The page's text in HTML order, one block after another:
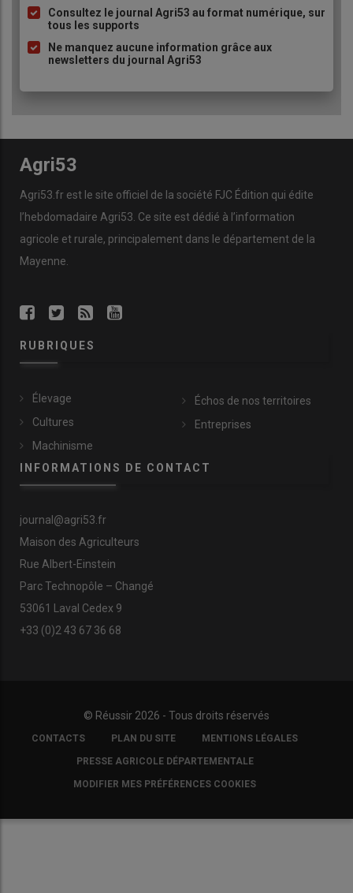
à
puce
Consultez le journal Agri53 au format numérique, sur
tous les supports
Ne manquez aucune information grâce aux
newsletters du journal Agri53
Agri53
Agri53.fr est le site officiel de la société FJC Édition qui édite
l’hebdomadaire Agri53. Ce site est dédié à l’information
agricole et rurale, principalement dans le département de la
Mayenne.
RUBRIQUES
Élevage
Cultures
Machinisme
Échos de nos territoires
Entreprises
INFORMATIONS DE CONTACT
journal@agri53.fr
Maison des Agriculteurs
Rue Albert-Einstein
Parc Technopôle – Changé
53061 Laval Cedex 9
+33 (0)2 43 67 36 68
© Réussir 2026 - Tous droits réservés
FOOTER
COPYRIGHT
CONTACTS PLAN DU SITE MENTIONS LÉGALES
PRESSE AGRICOLE DÉPARTEMENTALE
MODIFIER MES PRÉFÉRENCES COOKIES